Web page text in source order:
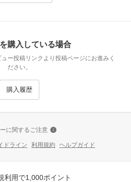
購入している場合
ー投稿リンクより投稿ページにお進みく
ださい。
購入履歴
に関するご注意
ドライン 利用規約 ヘルプガイド
利用で1,000ポイント